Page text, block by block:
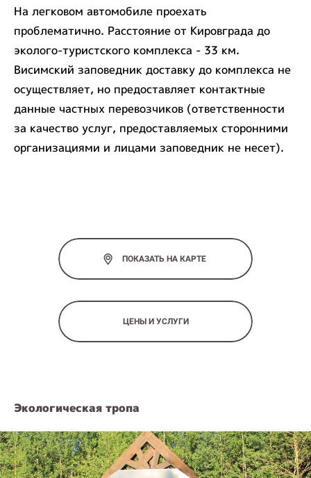
На легковом автомобиле проехать
проблематично. Расстояние от Кировграда до
эколого-туристского комплекса - 33 км.
Висимский заповедник доставку до комплекса не
осуществляет, но предоставляет контактные
данные частных перевозчиков (ответственности
за качество услуг, предоставляемых сторонними
организациями и лицами заповедник не несет).
ПОКАЗАТЬ НА КАРТЕ
ЦЕНЫ И УСЛУГИ
Экологическая тропа